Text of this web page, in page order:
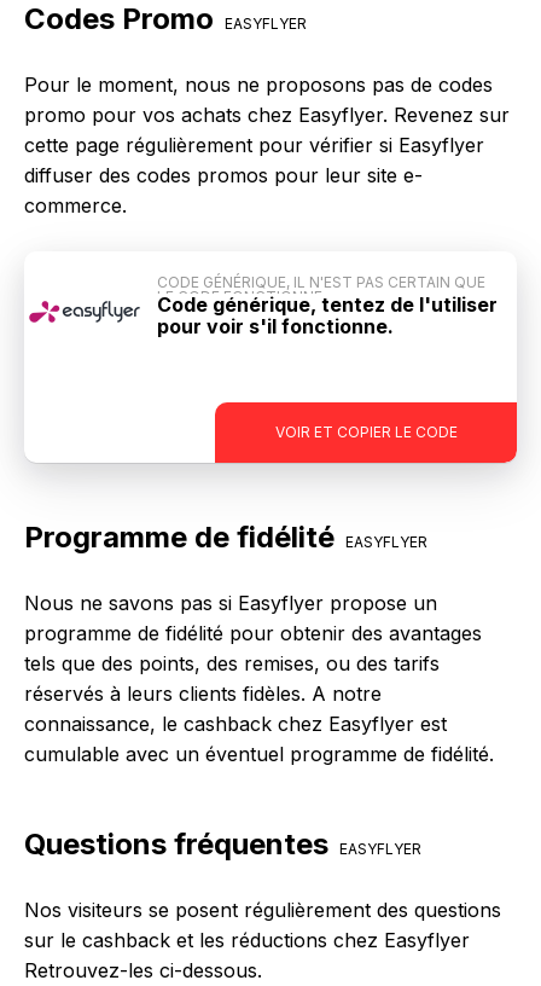
Codes Promo EASYFLYER
Pour le moment, nous ne proposons pas de codes
promo pour vos achats chez Easyflyer. Revenez sur
cette page régulièrement pour vérifier si Easyflyer
diffuser des codes promos pour leur site e-
commerce.
VOIR ET COPIER LE CODE
CODE GÉNÉRIQUE, IL N'EST PAS CERTAIN QUE
LE CODE FONCTIONNE
Code générique, tentez de l'utiliser
pour voir s'il fonctionne.
Programme de fidélité EASYFLYER
Nous ne savons pas si Easyflyer propose un
programme de fidélité pour obtenir des avantages
tels que des points, des remises, ou des tarifs
réservés à leurs clients fidèles. A notre
connaissance, le cashback chez Easyflyer est
cumulable avec un éventuel programme de fidélité.
Questions fréquentes EASYFLYER
Nos visiteurs se posent régulièrement des questions
sur le cashback et les réductions chez Easyflyer
Retrouvez-les ci-dessous.